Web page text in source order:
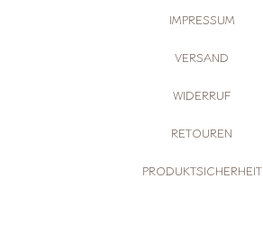
IMPRESSUM
VERSAND
WIDERRUF
RETOUREN
PRODUKTSICHERHEIT